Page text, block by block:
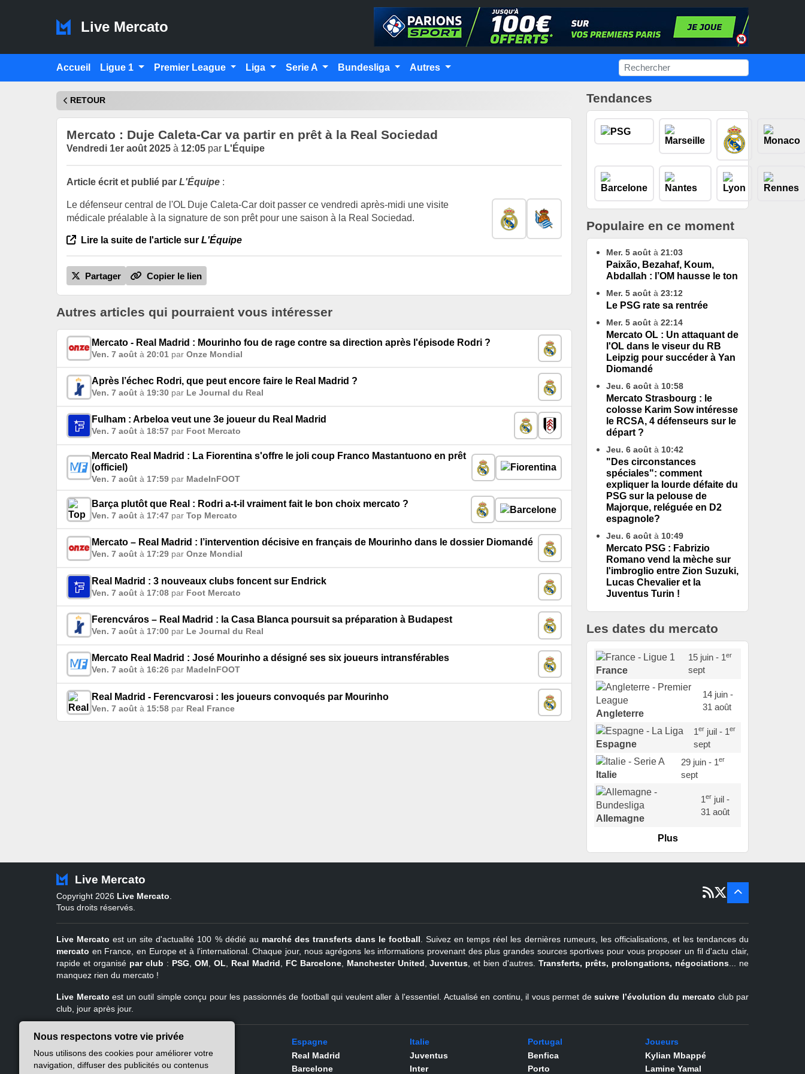
Live Mercato
Accueil Ligue 1 Premier League Liga Serie A Bundesliga Autres
RETOUR
Mercato : Duje Caleta-Car va partir en prêt à la Real Sociedad
Vendredi 1er août 2025 à 12:05 par L'Équipe
Article écrit et publié par L'Équipe :
Le défenseur central de l'OL Duje Caleta-Car doit passer ce vendredi après-midi une visite
médicale préalable à la signature de son prêt pour une saison à la Real Sociedad.
Lire la suite de l'article sur L'Équipe
Partager Copier le lien
Autres articles qui pourraient vous intéresser
Mercato - Real Madrid : Mourinho fou de rage contre sa direction après l'épisode Rodri ?
Ven. 7 août à 20:01 par Onze Mondial
Après l’échec Rodri, que peut encore faire le Real Madrid ?
Ven. 7 août à 19:30 par Le Journal du Real
Fulham : Arbeloa veut une 3e joueur du Real Madrid
Ven. 7 août à 18:57 par Foot Mercato
Mercato Real Madrid : La Fiorentina s'offre le joli coup Franco Mastantuono en prêt
(officiel)
Ven. 7 août à 17:59 par MadeInFOOT
Barça plutôt que Real : Rodri a-t-il vraiment fait le bon choix mercato ?
Ven. 7 août à 17:47 par Top Mercato
Mercato – Real Madrid : l’intervention décisive en français de Mourinho dans le dossier Diomandé
Ven. 7 août à 17:29 par Onze Mondial
Real Madrid : 3 nouveaux clubs foncent sur Endrick
Ven. 7 août à 17:08 par Foot Mercato
Ferencváros – Real Madrid : la Casa Blanca poursuit sa préparation à Budapest
Ven. 7 août à 17:00 par Le Journal du Real
Mercato Real Madrid : José Mourinho a désigné ses six joueurs intransférables
Ven. 7 août à 16:26 par MadeInFOOT
Real Madrid - Ferencvarosi : les joueurs convoqués par Mourinho
Ven. 7 août à 15:58 par Real France
Tendances
Populaire en ce moment
Mer. 5 août à 21:03
Paixão, Bezahaf, Koum,
Abdallah : l’OM hausse le ton
Mer. 5 août à 23:12
Le PSG rate sa rentrée
Mer. 5 août à 22:14
Mercato OL : Un attaquant de
l'OL dans le viseur du RB
Leipzig pour succéder à Yan
Diomandé
Jeu. 6 août à 10:58
Mercato Strasbourg : le
colosse Karim Sow intéresse
le RCSA, 4 défenseurs sur le
départ ?
Jeu. 6 août à 10:42
"Des circonstances
spéciales": comment
expliquer la lourde défaite du
PSG sur la pelouse de
Majorque, reléguée en D2
espagnole?
Jeu. 6 août à 10:49
Mercato PSG : Fabrizio
Romano vend la mèche sur
l'imbroglio entre Zion Suzuki,
Lucas Chevalier et la
Juventus Turin !
Les dates du mercato
France
15 juin - 1er
sept
Angleterre
14 juin -
31 août
Espagne
1erjuil - 1er
sept
Italie
29 juin - 1er
sept
Allemagne
1erjuil -
31 août
Portugal
15 sept
sept
Turquie
sept
Belgique
er
juil -
31 août
Plus
Live Mercato
Copyright 2026 Live Mercato
Tous droits réservés.
Live Mercato est un site d'actualité 100 % dédié au marché des transferts dans le football . Suivez en temps réel les dernières rumeurs, les officialisations, et les tendances du
mercato en France, en Europe et à l'international. Chaque jour, nous agrégons les informations provenant des plus grandes sources sportives pour vous proposer un fil d'actu clair,
rapide et organisé par club : PSG OM OL Real Madrid FC Barcelone, Manchester United ,Juventus , et bien d'autres.Transferts, prêts, prolongations, négociations ... ne
manquez rien du mercato !
Live Mercato est un outil simple conçu pour les passionnés de football qui veulent aller à l'essentiel. Actualisé en continu, il vous permet desuivre l’évolution du mercato club par
club, jour après jour.
Live Mercato
A propos
Nous contacter
Ligue 1
PSG
Marseille
Espagne
Real Madrid
Barcelone
Italie
Juventus
Inter
Portugal
Benfica
Porto
Joueurs
Kylian Mbappé
Lamine Yamal
Nous respectons votre vie privée
Nous utilisons des cookies pour améliorer votre
navigation, diffuser des publicités ou contenus